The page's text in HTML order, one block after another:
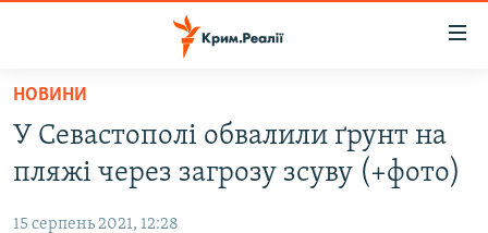
Перейти
основного
матеріалу
до
ВІДЕО ТА ФОТО
НОВИНИ
У Севастополі обвалили ґрунт на
пляжі через загрозу зсуву (+фото)
15 серпень 2021, 12:28